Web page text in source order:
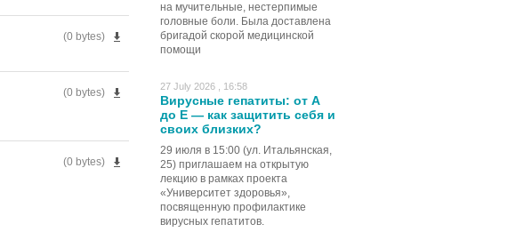
на мучительные, нестерпимые
головные боли. Была доставлена
бригадой скорой медицинской
помощи
27 July 2026 , 16:58
Вирусные гепатиты: от А
до Е — как защитить себя и
своих близких?
29 июля в 15:00 (ул. Итальянская,
25) приглашаем на открытую
лекцию в рамках проекта
«Университет здоровья»,
посвященную профилактике
вирусных гепатитов.
(0 bytes)
(0 bytes)
(0 bytes)